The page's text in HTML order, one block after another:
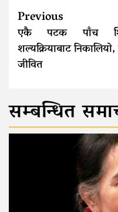
Continue
Reading
Previous
एकै पटक पाँच
शल्यक्रियाबाट
जीवित
सम्बन्धित